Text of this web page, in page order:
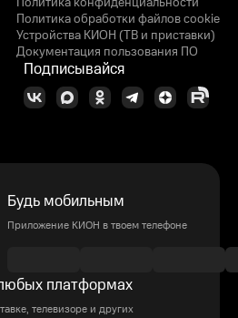
Политика обработки файлов cookie
Устройства КИОН (ТВ и приставки)
Документация пользования ПО
Подписывайся
Будь мобильным
Приложение КИОН в твоем телефоне
платформах
телевизоре и других